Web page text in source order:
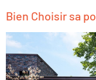
Bien Choisir sa